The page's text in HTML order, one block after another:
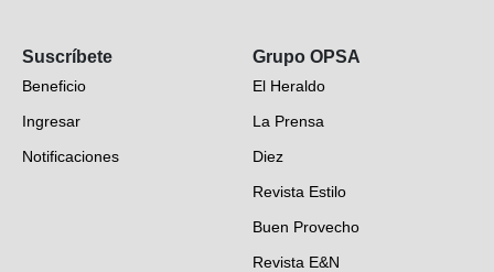
EH Verifica
Fotogalerías
Deportes
Videos
Suscríbete
Beneficio
Ingresar
Notificaciones
Grupo OPSA
El Heraldo
La Prensa
Diez
Revista Estilo
Buen Provecho
Revista E&N